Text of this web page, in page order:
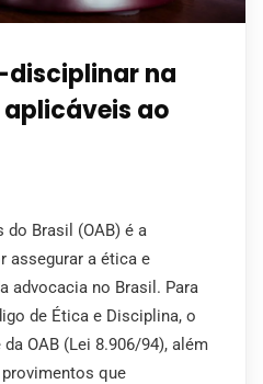
na
aplicáveis ao
do Brasil (OAB) é a
assegurar a ética e
advocacia no Brasil. Para
de Ética e Disciplina, o
OAB (Lei 8.906/94), além
que